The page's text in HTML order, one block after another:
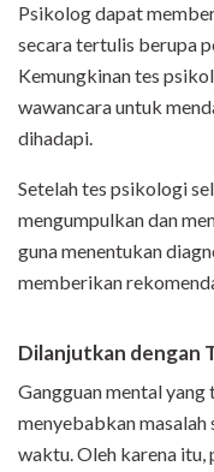
Psikolog dapat
secara tertulis berupa
Kemungkinan tes
wawancara untuk
dihadapi.
Setelah tes psikologi
mengumpulkan dan
guna menentukan
memberikan
Dilanjutkan dengan
Gangguan mental
menyebabkan masalah
waktu. Oleh karena itu,